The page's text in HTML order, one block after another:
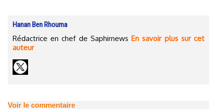
Hanan Ben Rhouma
Rédactrice en chef de Saphirnews En savoir plus sur cet
auteur
Voir le commentaire